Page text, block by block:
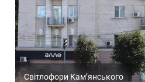
Світлофори Кам’янського